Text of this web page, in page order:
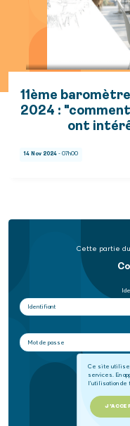
Ce site utilise
services. En
l'utilisation de
11ème
2024 :
ont
14 Nov 2024 - 07h00
Cette partie